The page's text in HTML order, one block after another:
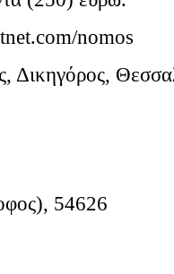
nomos
Δικηγόρος,
54626